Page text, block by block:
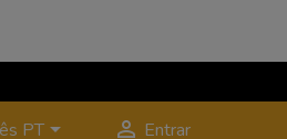
PT  Entrar